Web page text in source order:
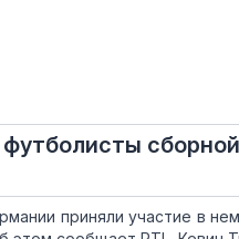
приняли участие в